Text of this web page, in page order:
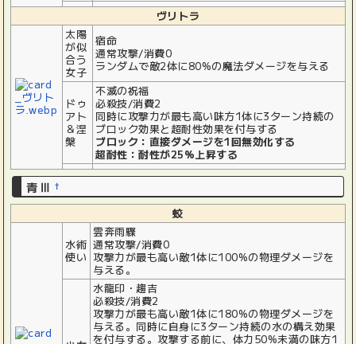
ヴリトラ
太陽
が似
合う
女子
宿命
通常攻撃/消費0
ランダムで敵2体に80%の魔法ダメージを与える
ドゥ
アト
＆涅
槃
不滅の祝福
必殺技/消費2
同時に攻撃力が最も高い味方1体に3ターン持続の
ブロック効果と超耐性効果を付与する
ブロック：直接ダメージを1回無効化する
超耐性：耐性が25%上昇する
青Ⅲ †
蛟
水術
使い
雲奔雨驟
通常攻撃/消費0
攻撃力が最も高い敵1体に100%の物理ダメージを
与える。
水龍印・趨吉
必殺技/消費2
攻撃力が最も高い敵1体に180%の物理ダメージを
与える。同時に自身に3ターン持続の水の構え効果
を付与する。攻撃する前に、体力50%未満の味方1